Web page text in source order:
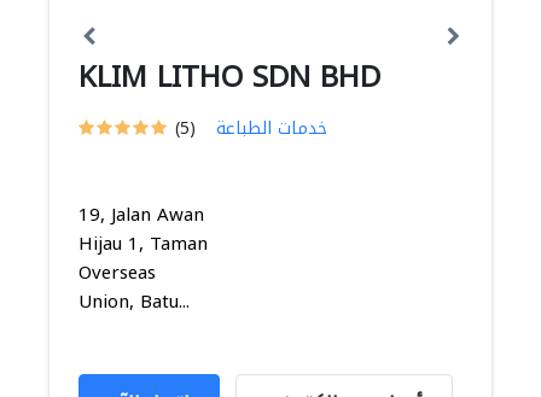
KLIM LITHO SDN BHD
(5) خدمات الطباعة
19, Jalan Awan
Hijau 1, Taman
Overseas
Union, Batu...